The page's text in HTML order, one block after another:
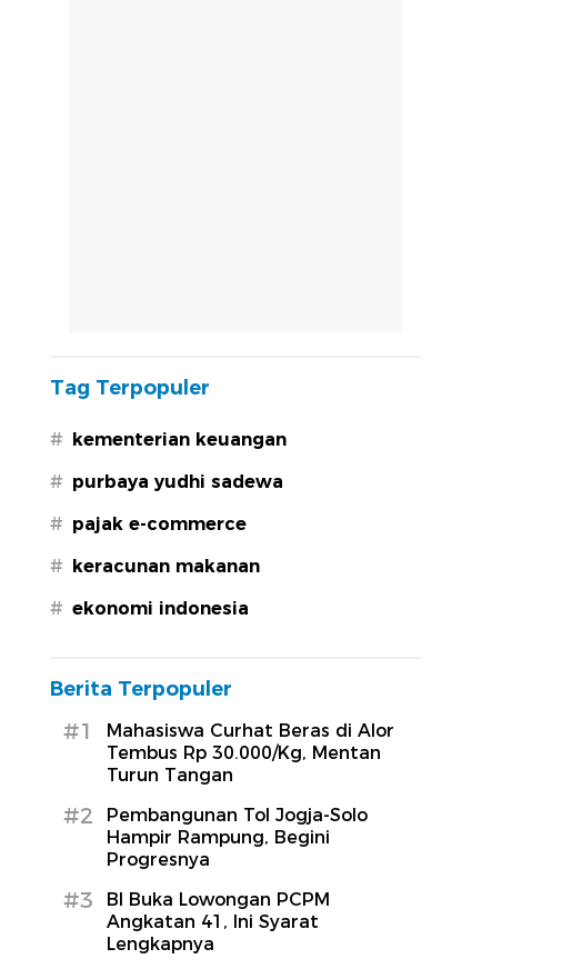
Tag Terpopuler
# kementerian keuangan
# purbaya yudhi sadewa
# pajak e-commerce
# keracunan makanan
# ekonomi indonesia
Berita Terpopuler
#1
Mahasiswa Curhat Beras di Alor
Tembus Rp 30.000/Kg, Mentan
Turun Tangan
#2
Pembangunan Tol Jogja-Solo
Hampir Rampung, Begini
Progresnya
#3
BI Buka Lowongan PCPM
Angkatan 41, Ini Syarat
Lengkapnya